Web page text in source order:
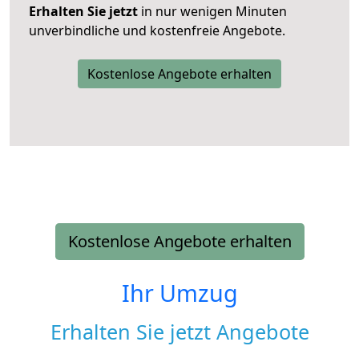
Erhalten Sie jetzt in nur wenigen Minuten
unverbindliche und kostenfreie Angebote.
Kostenlose Angebote erhalten
Kostenlose Angebote erhalten
Ihr Umzug
Erhalten Sie jetzt Angebote